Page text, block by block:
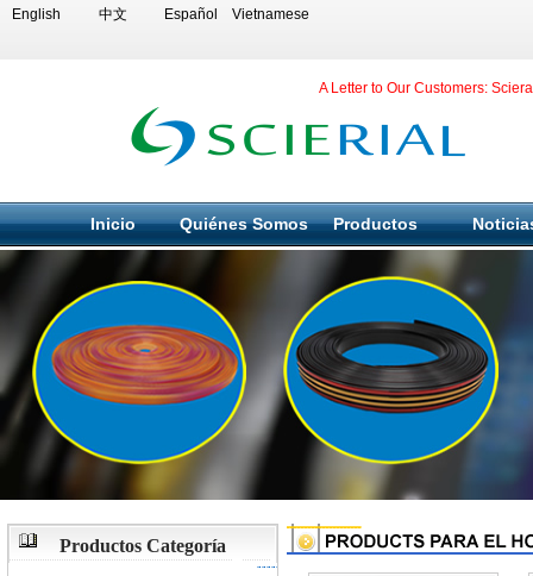
English 中文 Español Vietnamese
A Letter to Our Customers:
Inicio Quiénes Somos Productos
Productos Categoría